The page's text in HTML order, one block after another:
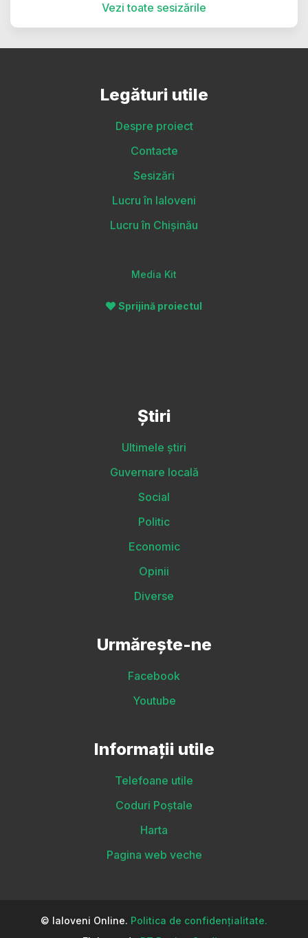
Vezi toate sesizările
Legături utile
Despre proiect
Contacte
Sesizări
Lucru în Ialoveni
Lucru în Chișinău
Media Kit
Sprijină proiectul
Știri
Ultimele știri
Guvernare locală
Social
Politic
Economic
Opinii
Diverse
Urmărește-ne
Facebook
Youtube
Informații utile
Telefoane utile
Coduri Poștale
Harta
Pagina web veche
© Ialoveni Online. Politica de confidențialitate.